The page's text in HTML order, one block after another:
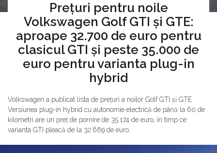
Prețuri pentru noile
Volkswagen Golf GTI și GTE:
aproape 32.700 de euro pentru
clasicul GTI și peste 35.000 de
euro pentru varianta plug-in
hybrid
Volkswagen a publicat lista de prețuri a noilor Golf GTI și GTE.
Versiunea plug-in hybrid cu autonomie electrică de până la 60 de
kilometri are un preț de pornire de 35.174 de euro, în timp ce
varianta GTI pleacă de la 32.669 de euro.